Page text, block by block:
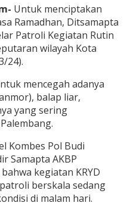
Untuk menciptakan
Ramadhan, Ditsamapta
Patroli Kegiatan Rutin
wilayah Kota
24).
mencegah adanya
balap liar,
yang sering
Kombes Pol Budi
Samapta AKBP
kegiatan KRYD
berskala sedang
di malam hari.